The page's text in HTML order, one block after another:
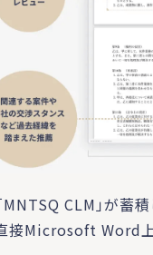
MNTSQ CLM」が蓄
接Microsoft Word上